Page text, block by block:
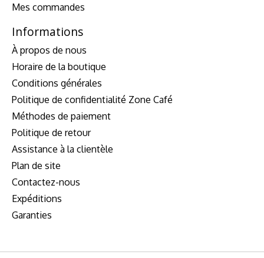
Mes commandes
Informations
À propos de nous
Horaire de la boutique
Conditions générales
Politique de confidentialité Zone Café
Méthodes de paiement
Politique de retour
Assistance à la clientèle
Plan de site
Contactez-nous
Expéditions
Garanties